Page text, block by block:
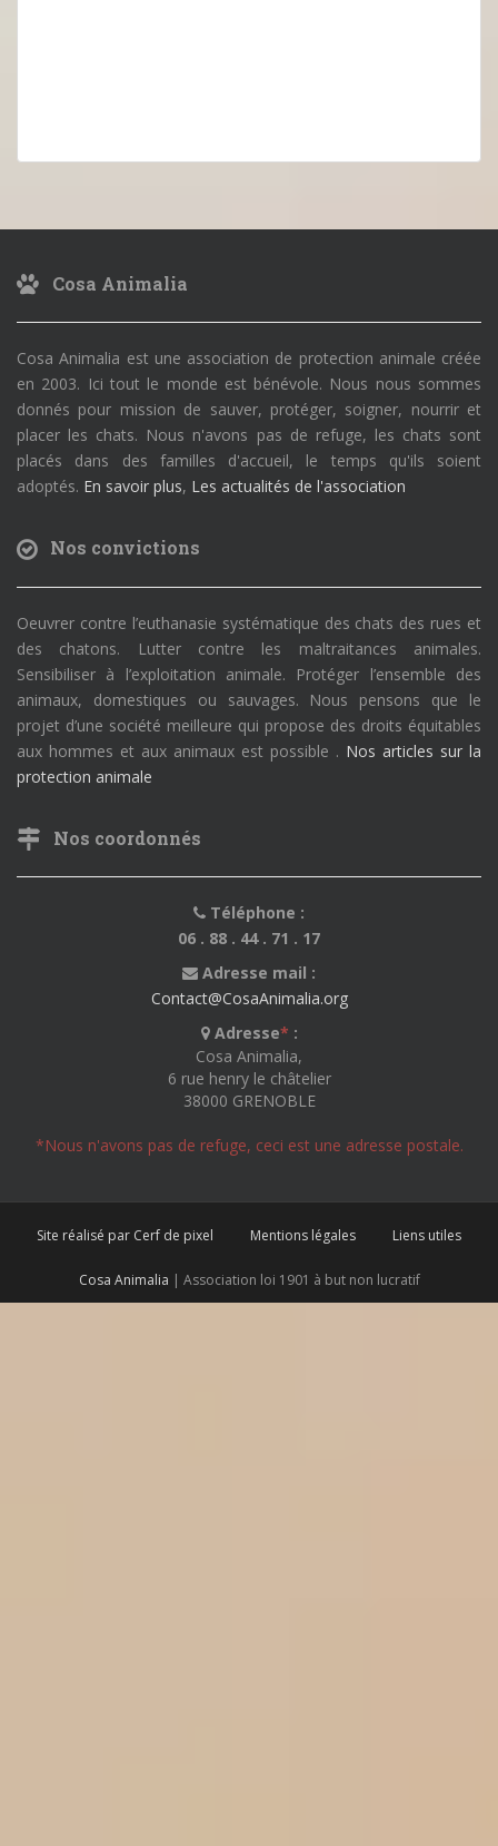
Cosa Animalia
Cosa Animalia est une association de protection animale créée
en 2003. Ici tout le monde est bénévole. Nous nous sommes
donnés pour mission de sauver, protéger, soigner, nourrir et
placer les chats. Nous n'avons pas de refuge, les chats sont
placés dans des familles d'accueil, le temps qu'ils soient
adoptés. En savoir plus, Les actualités de l'association
Nos convictions
Oeuvrer contre l’euthanasie systématique des chats des rues et
des chatons. Lutter contre les maltraitances animales.
Sensibiliser à l’exploitation animale. Protéger l’ensemble des
animaux, domestiques ou sauvages. Nous pensons que le
projet d’une société meilleure qui propose des droits équitables
aux hommes et aux animaux est possible . Nos articles sur la
protection animale
Nos coordonnés
Téléphone :
06 . 88 . 44 . 71 . 17
Adresse mail :
Contact@CosaAnimalia.org
Adresse* :
Cosa Animalia,
6 rue henry le châtelier
38000 GRENOBLE
*Nous n'avons pas de refuge, ceci est une adresse postale.
Site réalisé par Cerf de pixel Mentions légales Liens utiles
Cosa Animalia | Association loi 1901 à but non lucratif